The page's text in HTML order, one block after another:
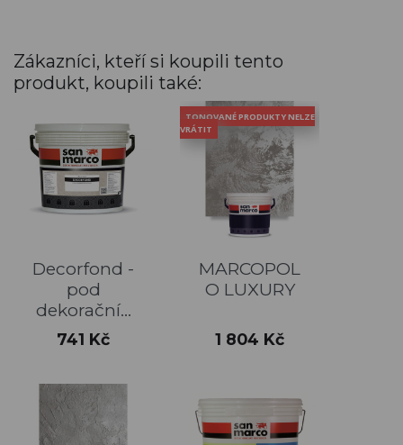
Zákazníci, kteří si koupili tento
produkt, koupili také:
Decorfond -
pod
dekorační...
Cena
741 Kč
TONOVANÉ PRODUKTY NELZE
VRÁTIT
MARCOPOL
O LUXURY
Cena
1 804 Kč